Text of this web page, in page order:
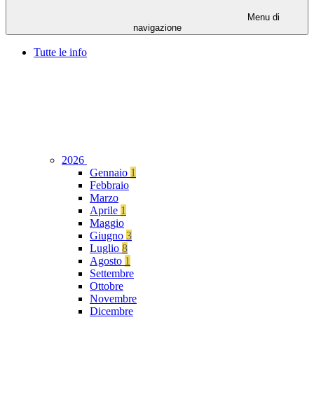
Menu di
navigazione
Tutte le info
2026
Gennaio 1
Febbraio
Marzo
Aprile 1
Maggio
Giugno 3
Luglio 8
Agosto 1
Settembre
Ottobre
Novembre
Dicembre